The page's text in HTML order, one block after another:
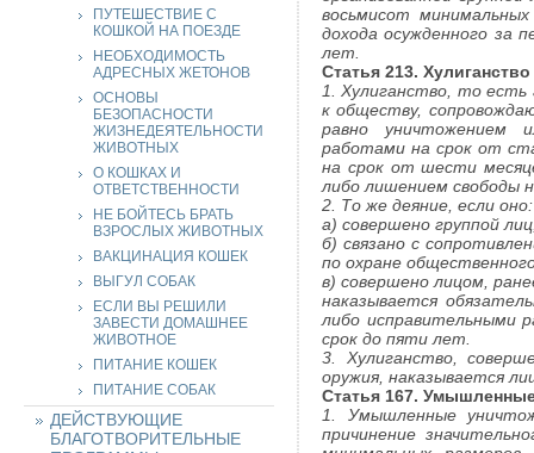
ПУТЕШЕСТВИЕ С
КОШКОЙ НА ПОЕЗДЕ
НЕОБХОДИМОСТЬ
АДРЕСНЫХ ЖЕТОНОВ
ОСНОВЫ
БЕЗОПАСНОСТИ
ЖИЗНЕДЕЯТЕЛЬНОСТИ
ЖИВОТНЫХ
О КОШКАХ И
ОТВЕТСТВЕННОСТИ
НЕ БОЙТЕСЬ БРАТЬ
ВЗРОСЛЫХ ЖИВОТНЫХ
ВАКЦИНАЦИЯ КОШЕК
ВЫГУЛ СОБАК
ЕСЛИ ВЫ РЕШИЛИ
ЗАВЕСТИ ДОМАШНЕЕ
ЖИВОТНОЕ
ПИТАНИЕ КОШЕК
ПИТАНИЕ СОБАК
ДЕЙСТВУЮЩИЕ
БЛАГОТВОРИТЕЛЬНЫЕ
восьмисот
дохода осужденного за
лет.
Статья 213. Хулиганство
1. Хулиганство, то есть
к обществу,
равно уничтожением
работами на срок от
на срок от шести
либо лишением свободы
2. То же деяние, если оно:
а) совершено группой
б) связано с
по охране
в) совершено лицом,
наказывается
либо исправительными
срок до пяти лет.
3. Хулиганство,
оружия, наказывается
Статья 167.
1. Умышленные
причинение